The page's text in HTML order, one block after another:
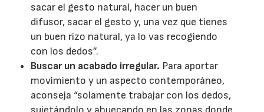
sacar el gesto natural, hacer un buen
difusor, sacar el gesto y, una vez que tienes
un buen rizo natural, ya lo vas recogiendo
con los dedos”.
Buscar un acabado irregular. Para aportar
movimiento y un aspecto contemporáneo,
aconseja “solamente trabajar con los dedos,